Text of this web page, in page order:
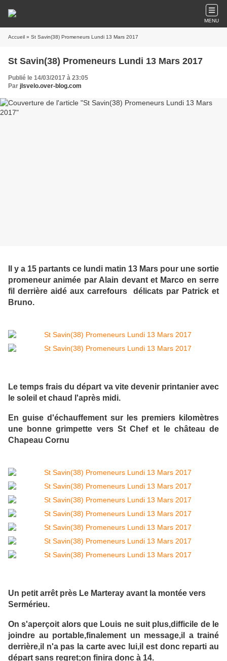
MENU
Accueil » St Savin(38) Promeneurs Lundi 13 Mars 2017
St Savin(38) Promeneurs Lundi 13 Mars 2017
Publié le 14/03/2017 à 23:05
Par jlsvelo.over-blog.com
Il y a 15 partants ce lundi matin 13 Mars pour une sortie
promeneur animée par Alain devant et Marco en serre
fil derrière aidé aux carrefours délicats par Patrick et
Bruno.
Le temps frais du départ va vite devenir printanier avec
le soleil et chaud l'après midi.
En guise d'échauffement sur les premiers kilomètres
une bonne grimpette vers St Chef et le château de
Chapeau Cornu
Un petit arrêt près Le Marteray avant la montée vers
Sermérieu.
On s'aperçoit alors que Louis ne suit plus,difficile de le
joindre au portable,finalement un message,il a trainé
derrière,il n'a pas la carte avec lui,il est donc reparti au
départ sans regret;on finira donc à 14.